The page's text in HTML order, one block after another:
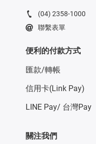
(04) 2358-1000
聯繫表單
便利的付款方式
匯款/轉帳
信用卡(Link Pay)
LINE Pay/ 台灣Pay
關注我們